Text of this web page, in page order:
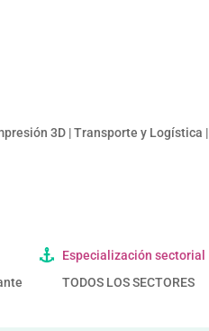
3D | Transporte y Logística |
Especialización sectorial
TODOS LOS SECTORES